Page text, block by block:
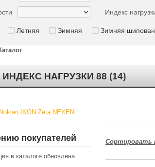
НАГРУЗКИ 88 (14)
Nokian IKON Zeta NEXEN
покупателей
в каталоге обновлена
Сортировать
Индекс
Летняя Зимняя Зимняя